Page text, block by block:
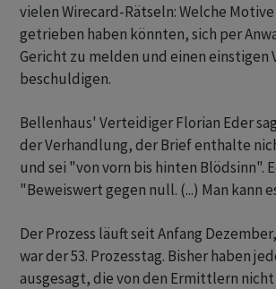
vielen Wirecard-Rätseln: Welche
getrieben haben könnten, sich per
Gericht zu melden und einen einstigen
beschuldigen.
Bellenhaus' Verteidiger Florian Eder
der Verhandlung, der Brief enthalte
und sei "von vorn bis hinten Blödsinn".
"Beweiswert gegen null. (...) Man kann
Der Prozess läuft seit Anfang
war der 53. Prozesstag. Bisher haben
ausgesagt, die von den Ermittlern